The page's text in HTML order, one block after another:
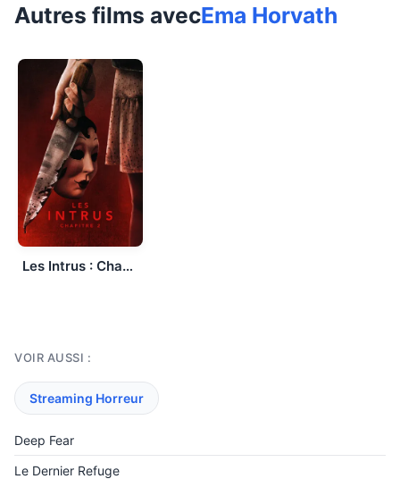
Autres films avecEma Horvath
Les Intrus : Chapitre 2
VOIR AUSSI :
Streaming Horreur
Deep Fear
Le Dernier Refuge